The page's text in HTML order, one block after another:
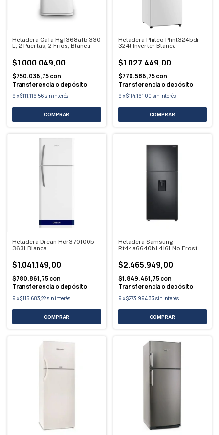
Heladera Gafa Hgf368afb 330
L, 2 Puertas, 2 Frios, Blanca
$1.000.049,00
$750.036,75con
Transferencia o depósito
9 x$111.116,56 sin interés
Heladera Philco Phnt324bdi
324l Inverter Blanca
$1.027.449,00
$770.586,75con
Transferencia o depósito
9 x$114.161,00 sin interés
Heladera Drean Hdr370f00b
363l Blanca
$1.041.149,00
$780.861,75con
Transferencia o depósito
9 x$115.683,22sin interés
Heladera Samsung
Rt44a6640b1 416l No Frost
$2.465.949,00
$1.849.461,75con
Transferencia o depósito
9 x$273.994,33 sin interés